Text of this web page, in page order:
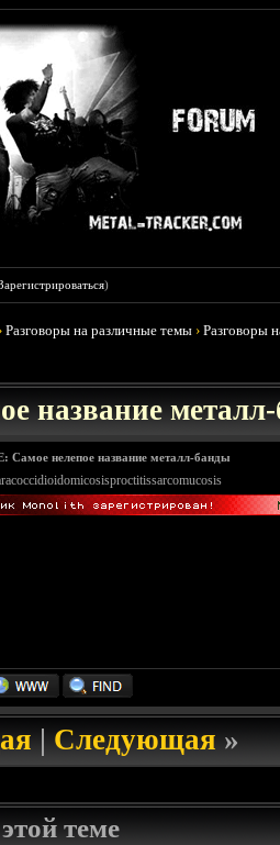
)
›Разговоры на различные темы ›Разговоры
название
Самое нелепое название металл-банды
|Следующая»
теме